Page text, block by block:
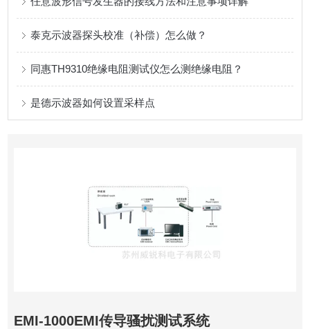
泰克示波器探头校准（补偿）怎么做？
同惠TH9310绝缘电阻测试仪怎么测绝缘电阻？
是德示波器如何设置采样点
EMI-1000EMI传导骚扰测试系统